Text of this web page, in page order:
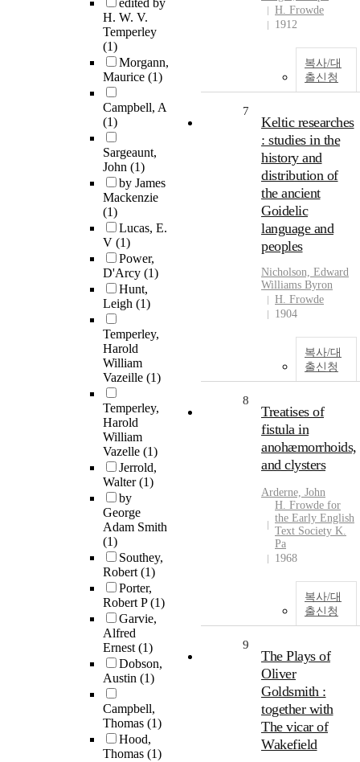
edited by
H. W. V.
Temperley
(1)
Morgann,
Maurice (1)
Campbell, A
(1)
Sargeaunt,
John (1)
by James
Mackenzie
(1)
Lucas, E.
V (1)
Power,
D'Arcy (1)
Hunt,
Leigh (1)
Temperley,
Harold
William
Vazeille (1)
Temperley,
Harold
William
Vazelle (1)
Jerrold,
Walter(1)
by
George
Adam Smith
(1)
Southey,
Robert(1)
Porter,
Robert P(1)
Garvie,
Alfred
Ernest(1)
Dobson,
Austin (1)
Campbell,
Thomas (1)
Hood,
Thomas (1)
H. Frowde
1912
복사/대
출신청
7
Keltic researches
: studies in the
history and
distribution of
the ancient
Goidelic
language and
peoples
Nicholson, Edward
Williams Byron
H. Frowde
1904
복사/대
출신청
8
Treatises of
fistula in
anohæmorrhoids,
and clysters
Arderne, John
H. Frowde for
the Early English
Text Society K.
Pa
1968
복사/대
출신청
9
The Plays of
Oliver
Goldsmith :
together with
The vicar of
Wakefield